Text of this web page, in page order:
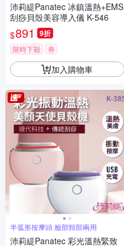
沛莉緹Panatec 冰鎮溫熱+EMS
刮痧貝殼美容導入儀 K-546
$891 9折
限時下殺 券
加入購物車
半弧形按摩頭 臉部頸部兩用
沛莉緹Panatec 彩光溫熱緊致